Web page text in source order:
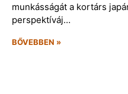
munkásságát a kortárs
perspektíváj…
BŐVEBBEN »